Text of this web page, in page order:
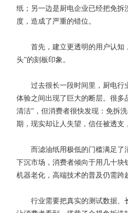
纸；另一边是厨电企业已经把免拆
度，造成了严重的错位。
首先，建立更透明的用户认知
头”的刻板印象。
过去很长一段时间里，厨电行
体验之间出现了巨大的断层。很多
清洁”，但消费者很快发现：免拆
期，现实却让人失望，信任被透支
而滤油纸用极低的门槛满足了
下沉市场，消费者倾向于用几十块
机器老化，高端技术的普及仍需跨
行业需要把真实的测试数据、